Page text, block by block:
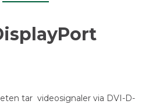
tar videosignaler via DVI-D-